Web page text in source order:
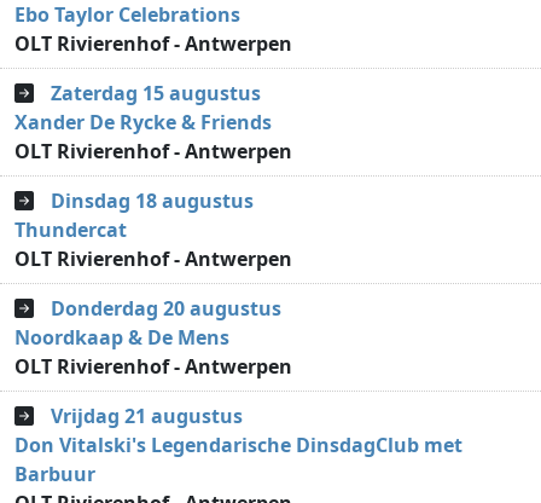
Ebo Taylor Celebrations
OLT Rivierenhof - Antwerpen
Zaterdag 15 augustus
Xander De Rycke & Friends
OLT Rivierenhof - Antwerpen
Dinsdag 18 augustus
Thundercat
OLT Rivierenhof - Antwerpen
Donderdag 20 augustus
Noordkaap & De Mens
OLT Rivierenhof - Antwerpen
Vrijdag 21 augustus
Don Vitalski's Legendarische DinsdagClub met
Barbuur